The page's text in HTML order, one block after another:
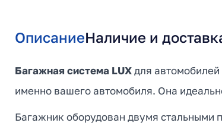
ОписаниеНаличие и
Багажная система LUXдля
именно вашего автомобиля. Она
Багажник оборудован двумя стальными